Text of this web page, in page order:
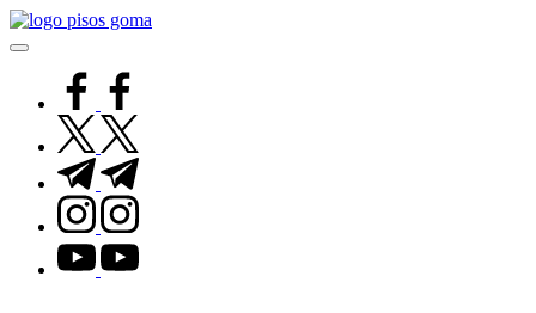
Saltar
al
facebook.com
twitter.com
t.me
instagram.com
youtube.com